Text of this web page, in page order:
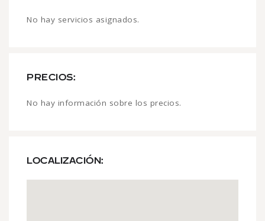
No hay servicios asignados.
PRECIOS:
No hay información sobre los precios.
LOCALIZACIÓN: